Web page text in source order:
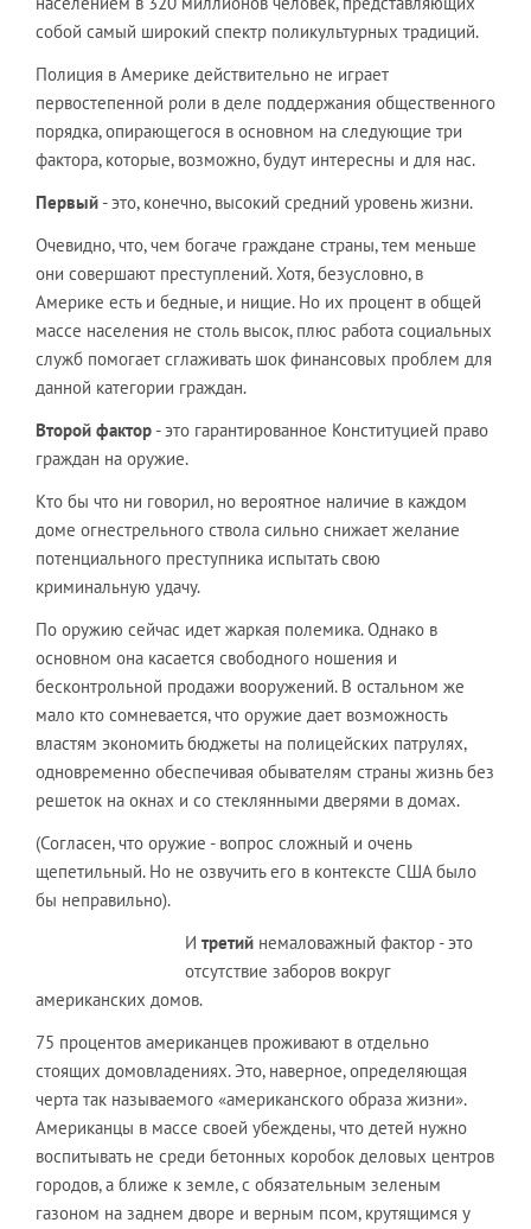
собой самый широкий спектр поликультурных традиций.
Полиция в Америке действительно не играет
первостепенной роли в деле поддержания общественного
порядка, опирающегося в основном на следующие три
фактора, которые, возможно, будут интересны и для нас.
Первый - это, конечно, высокий средний уровень жизни.
Очевидно, что, чем богаче граждане страны, тем меньше
они совершают преступлений. Хотя, безусловно, в
Америке есть и бедные, и нищие. Но их процент в общей
массе населения не столь высок, плюс работа социальных
служб помогает сглаживать шок финансовых проблем для
данной категории граждан.
Второй фактор - это гарантированное Конституцией право
граждан на оружие.
Кто бы что ни говорил, но вероятное наличие в каждом
доме огнестрельного ствола сильно снижает желание
потенциального преступника испытать свою
криминальную удачу.
По оружию сейчас идет жаркая полемика. Однако в
основном она касается свободного ношения и
бесконтрольной продажи вооружений. В остальном же
мало кто сомневается, что оружие дает возможность
властям экономить бюджеты на полицейских патрулях,
одновременно обеспечивая обывателям страны жизнь без
решеток на окнах и со стеклянными дверями в домах.
(Согласен, что оружие - вопрос сложный и очень
щепетильный. Но не озвучить его в контексте США было
бы неправильно).
Итретий немаловажный фактор - это
отсутствие заборов вокруг
американских домов.
75 процентов американцев проживают в отдельно
стоящих домовладениях. Это, наверное, определяющая
черта так называемого «американского образа жизни».
Американцы в массе своей убеждены, что детей нужно
воспитывать не среди бетонных коробок деловых центров
городов, а ближе к земле, с обязательным зеленым
газоном на заднем дворе и верным псом, крутящимся у